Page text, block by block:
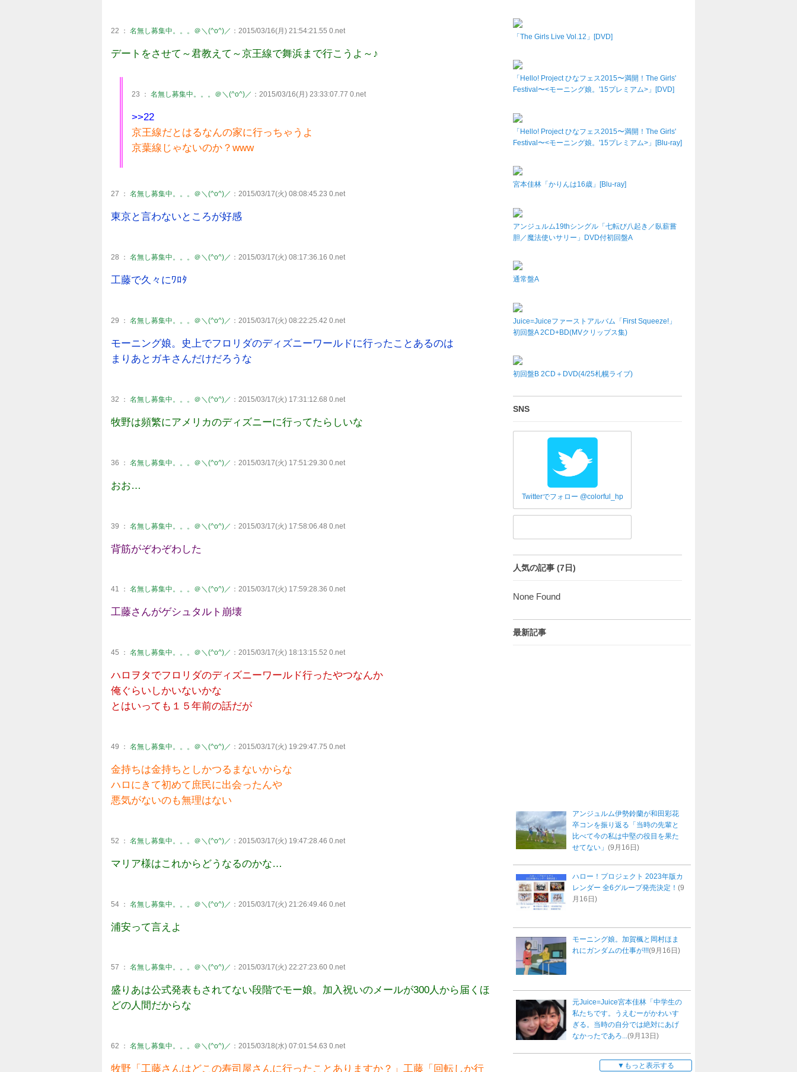
22 ： 名無し募集中。。。＠＼(^o^)／ ：2015/03/16(月) 21:54:21.55 0.net
デートをさせて～君教えて～京王線で舞浜まで行こうよ～♪
23 ： 名無し募集中。。。＠＼(^o^)／ ：2015/03/16(月) 23:33:07.77 0.net
>>22
京王線だとはるなんの家に行っちゃうよ
京葉線じゃないのか？www
27 ： 名無し募集中。。。＠＼(^o^)／ ：2015/03/17(火) 08:08:45.23 0.net
東京と言わないところが好感
28 ： 名無し募集中。。。＠＼(^o^)／ ：2015/03/17(火) 08:17:36.16 0.net
工藤で久々にﾜﾛﾀ
29 ： 名無し募集中。。。＠＼(^o^)／ ：2015/03/17(火) 08:22:25.42 0.net
モーニング娘。史上でフロリダのディズニーワールドに行ったことあるのは
まりあとガキさんだけだろうな
32 ： 名無し募集中。。。＠＼(^o^)／ ：2015/03/17(火) 17:31:12.68 0.net
牧野は頻繁にアメリカのディズニーに行ってたらしいな
36 ： 名無し募集中。。。＠＼(^o^)／ ：2015/03/17(火) 17:51:29.30 0.net
おお…
39 ： 名無し募集中。。。＠＼(^o^)／ ：2015/03/17(火) 17:58:06.48 0.net
背筋がぞわぞわした
41 ： 名無し募集中。。。＠＼(^o^)／ ：2015/03/17(火) 17:59:28.36 0.net
工藤さんがゲシュタルト崩壊
45 ： 名無し募集中。。。＠＼(^o^)／ ：2015/03/17(火) 18:13:15.52 0.net
ハロヲタでフロリダのディズニーワールド行ったやつなんか
俺ぐらいしかいないかな
とはいっても１５年前の話だが
49 ： 名無し募集中。。。＠＼(^o^)／ ：2015/03/17(火) 19:29:47.75 0.net
金持ちは金持ちとしかつるまないからな
ハロにきて初めて庶民に出会ったんや
悪気がないのも無理はない
52 ： 名無し募集中。。。＠＼(^o^)／ ：2015/03/17(火) 19:47:28.46 0.net
マリア様はこれからどうなるのかな…
54 ： 名無し募集中。。。＠＼(^o^)／ ：2015/03/17(火) 21:26:49.46 0.net
浦安って言えよ
57 ： 名無し募集中。。。＠＼(^o^)／ ：2015/03/17(火) 22:27:23.60 0.net
盛りあは公式発表もされてない段階でモー娘。加入祝いのメールが300人から届くほ
どの人間だからな
62 ： 名無し募集中。。。＠＼(^o^)／ ：2015/03/18(水) 07:01:54.63 0.net
牧野「工藤さんはどこの寿司屋さんに行ったことありますか？」工藤「回転しか行
「The Girls Live Vol.12」[DVD]
「Hello! Project ひなフェス2015〜満開！The Girls'
Festival〜<モーニング娘。'15プレミアム>」[DVD]
「Hello! Project ひなフェス2015〜満開！The Girls'
Festival〜<モーニング娘。'15プレミアム>」[Blu-ray]
宮本佳林「かりんは16歳」[Blu-ray]
アンジュルム19thシングル「七転び八起き／臥薪嘗
胆／魔法使いサリー」DVD付初回盤A
通常盤A
Juice=Juiceファーストアルバム「First Squeeze!」
初回盤A 2CD+BD(MVクリップス集)
初回盤B 2CD＋DVD(4/25札幌ライブ)
SNS
Twitterでフォロー @colorful_hp
人気の記事 (7日)
None Found
最新記事
アンジュルム伊勢鈴蘭が和田彩花
卒コンを振り返る「当時の先輩と
比べて今の私は中堅の役目を果た
せてない」 (9月16日)
ハロー！プロジェクト 2023年版カ
レンダー 全6グループ発売決定！ (9
月16日)
モーニング娘。加賀楓と岡村ほま
れにガンダムの仕事が!!!(9月16日)
元Juice=Juice宮本佳林「中学生の
私たちです。うえむーがかわいす
ぎる。当時の自分では絶対にあげ
なかったであろ...(9月13日)
もっと表示する